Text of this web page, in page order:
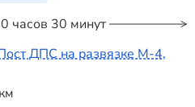
часов 30 минут
ДПС на развязке М-4,